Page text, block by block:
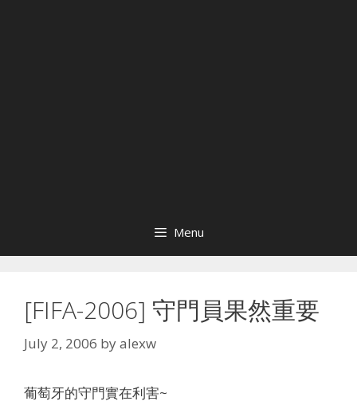
Menu
[FIFA-2006] 守門員果然重要
July 2, 2006 byalexw
葡萄牙的守門實在利害~